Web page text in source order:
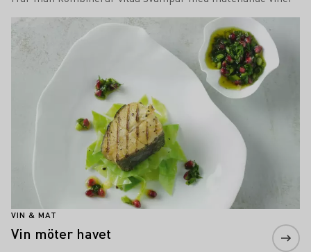
VIN & MAT
Vin möter havet
Läs mer om detta